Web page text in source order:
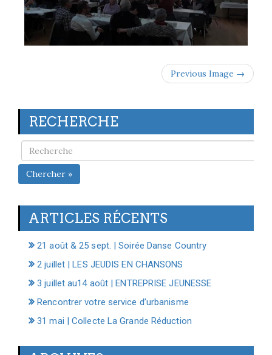
Previous Image →
RECHERCHE
Chercher »
ARTICLES RÉCENTS
21 août & 25 sept. | Soirée Danse Country
2 juillet | LES JEUDIS EN CHANSONS
3 juillet au14 août | ENTREPRISE JEUNESSE
Rencontrer votre service d’urbanisme
31 mai | Collecte La Grande Réduction